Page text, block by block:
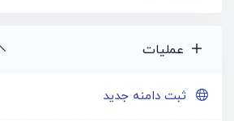
عملیات
ثبت دامنه جدید